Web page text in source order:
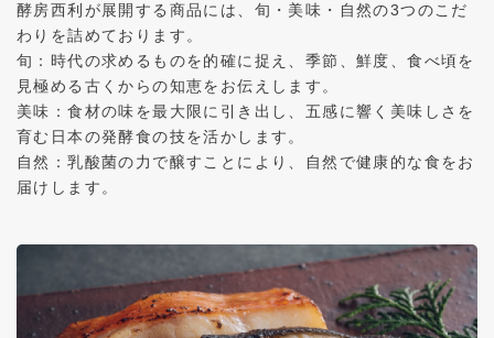
酵房西利が展開する商品には、旬・美味・自然の3つのこだ
わりを詰めております。
旬：時代の求めるものを的確に捉え、季節、鮮度、食べ頃を
見極める古くからの知恵をお伝えします。
美味：食材の味を最大限に引き出し、五感に響く美味しさを
育む日本の発酵食の技を活かします。
自然：乳酸菌の力で醸すことにより、自然で健康的な食をお
届けします。